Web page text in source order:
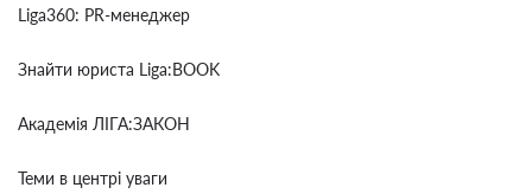
Liga360: PR-менеджер
Знайти юриста Liga:BOOK
Академія ЛІГА:ЗАКОН
Теми в центрі уваги